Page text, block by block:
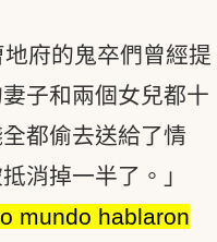
府的鬼卒們曾經提
子和兩個女兒都十
都偷去送給了情
消掉一半了。」
mundo hablaron